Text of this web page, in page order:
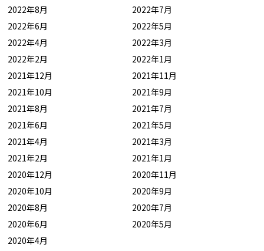
2022年8月
2022年7月
2022年6月
2022年5月
2022年4月
2022年3月
2022年2月
2022年1月
2021年12月
2021年11月
2021年10月
2021年9月
2021年8月
2021年7月
2021年6月
2021年5月
2021年4月
2021年3月
2021年2月
2021年1月
2020年12月
2020年11月
2020年10月
2020年9月
2020年8月
2020年7月
2020年6月
2020年5月
2020年4月